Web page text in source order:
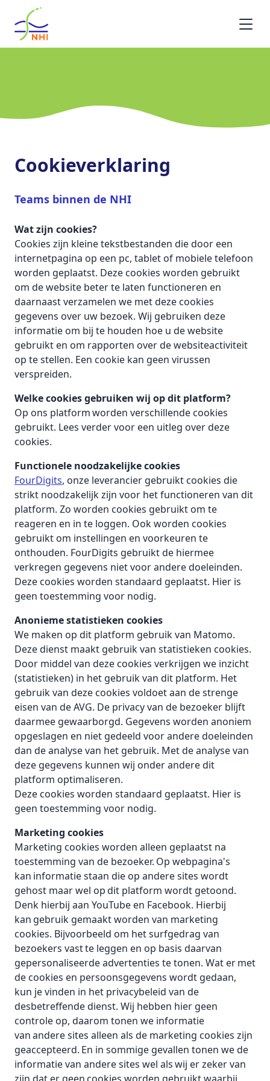
Homepage
Cookieverklaring
Teams binnen de NHI
Wat zijn cookies?
Cookies zijn kleine tekstbestanden die door een
internetpagina op een pc, tablet of mobiele telefoon
worden geplaatst. Deze cookies worden gebruikt
om de website beter te laten functioneren en
daarnaast verzamelen we met deze cookies
gegevens over uw bezoek. Wij gebruiken deze
informatie om bij te houden hoe u de website
gebruikt en om rapporten over de websiteactiviteit
op te stellen. Een cookie kan geen virussen
verspreiden.
Welke cookies gebruiken wij op dit platform?
Op ons platform worden verschillende cookies
gebruikt. Lees verder voor een uitleg over deze
cookies.
Functionele noodzakelijke cookies
FourDigits, onze leverancier gebruikt cookies die
strikt noodzakelijk zijn voor het functioneren van dit
platform. Zo worden cookies gebruikt om te
reageren en in te loggen. Ook worden cookies
gebruikt om instellingen en voorkeuren te
onthouden. FourDigits gebruikt de hiermee
verkregen gegevens niet voor andere doeleinden.
Deze cookies worden standaard geplaatst. Hier is
geen toestemming voor nodig.
Anonieme statistieken cookies
We maken op dit platform gebruik van Matomo.
Deze dienst maakt gebruik van statistieken cookies.
Door middel van deze cookies verkrijgen we inzicht
(statistieken) in het gebruik van dit platform. Het
gebruik van deze cookies voldoet aan de strenge
eisen van de AVG. De privacy van de bezoeker blijft
daarmee gewaarborgd. Gegevens worden anoniem
opgeslagen en niet gedeeld voor andere doeleinden
dan de analyse van het gebruik. Met de analyse van
deze gegevens kunnen wij onder andere dit
platform optimaliseren.
Deze cookies worden standaard geplaatst. Hier is
geen toestemming voor nodig.
Marketing cookies
Marketing cookies worden alleen geplaatst na
toestemming van de bezoeker. Op webpagina's
kan informatie staan die op andere sites wordt
gehost maar wel op dit platform wordt getoond.
Denk hierbij aan YouTube en Facebook. Hierbij
kan gebruik gemaakt worden van marketing
cookies. Bijvoorbeeld om het surfgedrag van
bezoekers vast te leggen en op basis daarvan
gepersonaliseerde advertenties te tonen. Wat er met
de cookies en persoonsgegevens wordt gedaan,
kun je vinden in het privacybeleid van de
desbetreffende dienst. Wij hebben hier geen
controle op, daarom tonen we informatie
van andere sites alleen als de marketing cookies zijn
geaccepteerd. En in sommige gevallen tonen we de
informatie van andere sites wel als wij er zeker van